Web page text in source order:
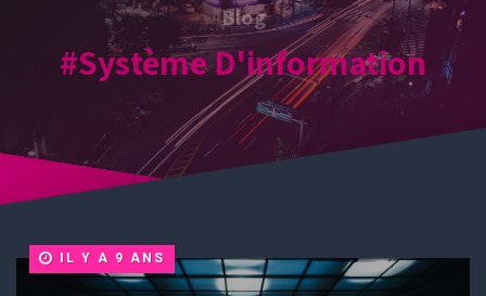
Blog
#Système D'information
IL Y A 9 ANS